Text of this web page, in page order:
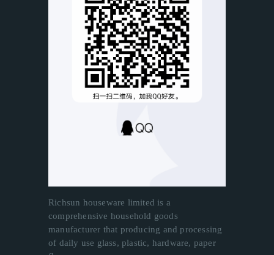
Richsun houseware limited is a
comprehensive household goods
manufacturer that producing and processing
of daily use glass, plastic, hardware, paper